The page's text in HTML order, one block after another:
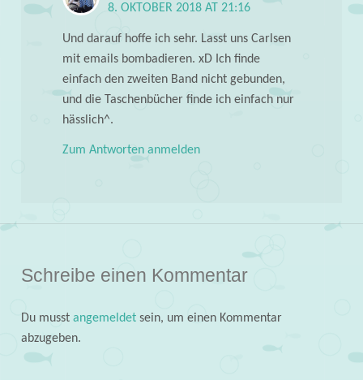
8. OKTOBER 2018 AT 21:16
Und darauf hoffe ich sehr. Lasst uns Carlsen
mit emails bombadieren. xD Ich finde
einfach den zweiten Band nicht gebunden,
und die Taschenbücher finde ich einfach nur
hässlich^.
Zum Antworten anmelden
Schreibe einen Kommentar
Du musst angemeldetsein, um einen Kommentar
abzugeben.